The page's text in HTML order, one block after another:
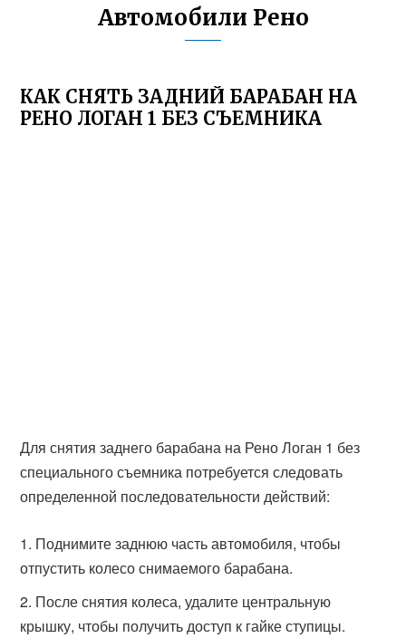
Автомобили Рено
КАК СНЯТЬ ЗАДНИЙ БАРАБАН НА
РЕНО ЛОГАН 1 БЕЗ СЪЕМНИКА
Для снятия заднего барабана на Рено Логан 1 без
специального съемника потребуется следовать
определенной последовательности действий:
Поднимите заднюю часть автомобиля, чтобы
отпустить колесо снимаемого барабана.
После снятия колеса, удалите центральную
крышку, чтобы получить доступ к гайке ступицы.